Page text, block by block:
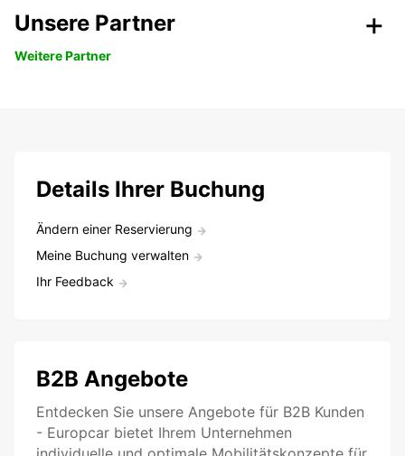
Unsere Partner
Weitere Partner
Details Ihrer Buchung
Ändern einer Reservierung
Meine Buchung verwalten
Ihr Feedback
B2B Angebote
Entdecken Sie unsere Angebote für B2B Kunden
- Europcar bietet Ihrem Unternehmen